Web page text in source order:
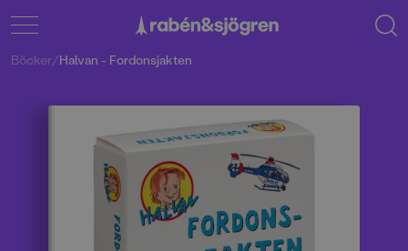
Böcker/Halvan - Fordonsjakten